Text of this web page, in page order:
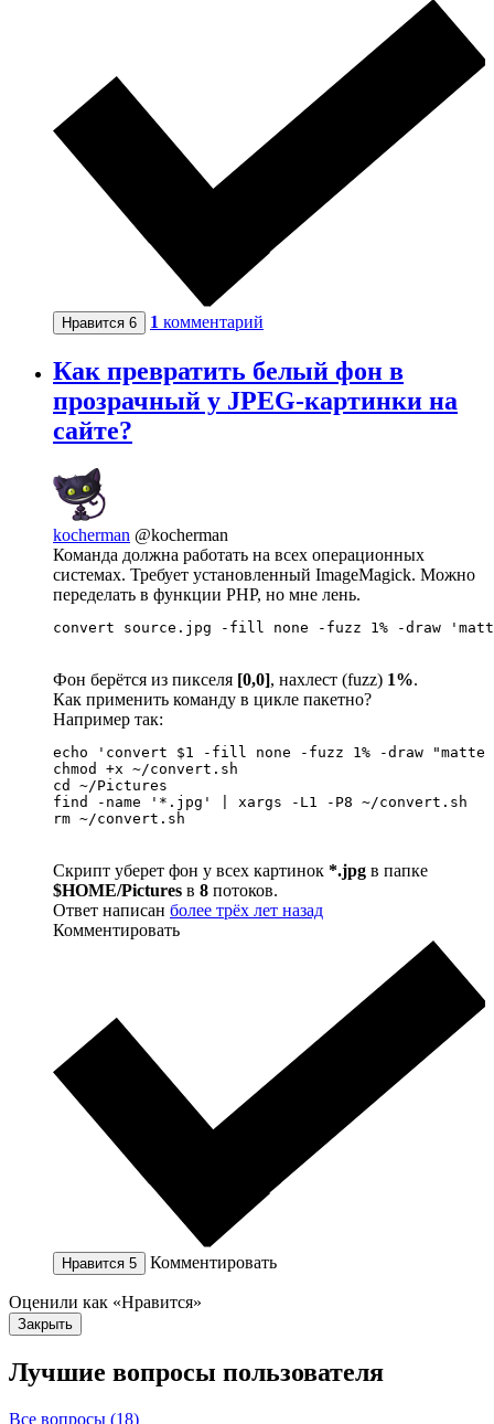
Нравится 6 1 комментарий
Как превратить белый фон в
прозрачный у JPEG-картинки на
сайте?
kocherman @kocherman
Команда должна работать на всех операционных
системах. Требует установленный ImageMagick. Можно
переделать в функции PHP, но мне лень.
convert source.jpg -fill none -fuzz 1% -draw
Фон берётся из пикселя [0,0], нахлест (fuzz) 1%.
Как применить команду в цикле пакетно?
Например так:
echo 'convert $1 -fill none -fuzz 1% -draw
chmod +x ~/convert.sh
cd ~/Pictures
find -name '*.jpg' | xargs -L1 -P8 ~/convert.sh
rm ~/convert.sh
Скрипт уберет фон у всех картинок *.jpg в папке
$HOME/Pictures в 8 потоков.
Ответ написан более трёх лет назад
Комментировать
Нравится 5 Комментировать
Оценили как «Нравится»
Закрыть
Лучшие вопросы пользователя
Все вопросы (18)